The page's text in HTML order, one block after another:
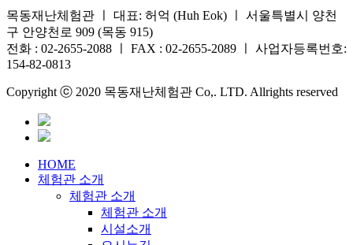
목동재난체험관 ㅣ 대표: 허억 (Huh Eok) ㅣ 서울특별시 양천
구 안양천로 909 (목동 915)
전화 : 02-2655-2088 ㅣ FAX : 02-2655-2089 ㅣ 사업자등록번호:
154-82-0813
Copyright ⓒ 2020 목동재난체험관 Co,. LTD. Allrights reserved
HOME
체험관 소개
체험관 소개
체험관 소개
시설소개